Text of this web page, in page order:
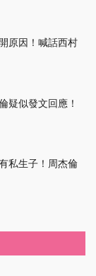
原因！喊話西村
疑似發文回應！
私生子！周杰倫